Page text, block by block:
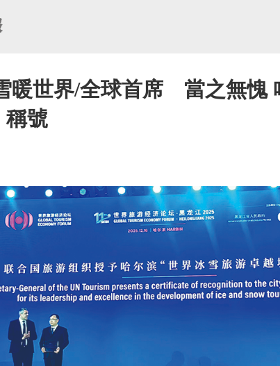
暖世界/全球首席 當之無愧
稱號